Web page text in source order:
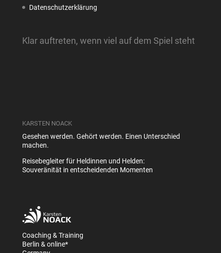
Datenschutzerklärung
Klar auftreten, wenn viel auf dem Spiel steht
KARSTEN NOACK
Gesehen werden. Gehört werden. Einen Unterschied
machen.
Reisebegleiter für Heldinnen und Helden:
Souveränität in entscheidenden Momenten
Coaching & Training
Berlin & online*